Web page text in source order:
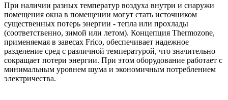
При наличии разных температур воздуха внутри и снаружи
помещения окна в помещении могут стать источником
существенных потерь энергии - тепла или прохлады
(соответственно, зимой или летом). Концепция Thermozone,
применяемая в завесах Frico, обеспечивает надежное
разделение сред с различной температурой, что значительно
сокращает потери энергии. При этом оборудование работает с
минимальным уровнем шума и экономичным потреблением
электричества.